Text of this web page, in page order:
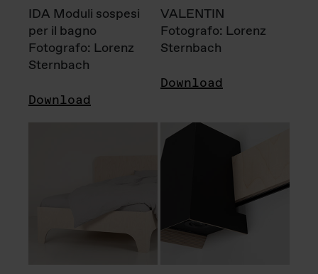
IDA Moduli sospesi
per il bagno
Fotografo: Lorenz
Sternbach
Download
VALENTIN
Fotografo: Lorenz
Sternbach
Download